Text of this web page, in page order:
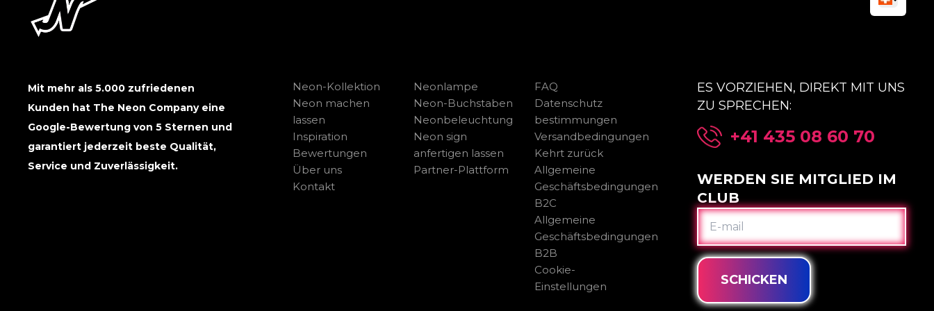
Mit mehr als 5.000 zufriedenen
Kunden hat The Neon Company eine
Google-Bewertung von 5 Sternen und
garantiert jederzeit beste Qualität,
Service und Zuverlässigkeit.
Neon-Kollektion
Neon machen
lassen
Inspiration
Bewertungen
Über uns
Kontakt
Neonlampe
Neon-Buchstaben
Neonbeleuchtung
Neon sign
anfertigen lassen
Partner-Plattform
FAQ
Datenschutz
bestimmungen
Versandbedingungen
Kehrt zurück
Allgemeine
Geschäftsbedingungen
B2C
Allgemeine
Geschäftsbedingungen
B2B
Cookie-
Einstellungen
ES VORZIEHEN, DIREKT MIT UNS
ZU SPRECHEN:
+41 435 08 60 70
WERDEN SIE MITGLIED IM
CLUB
E-
MAIL
SCHICKEN